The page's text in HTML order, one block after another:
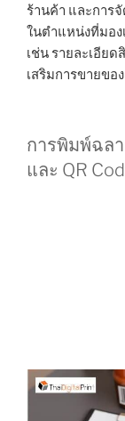
ร้านค้า และการ
ในตำแหน่งที่มอง
เช่น รายละเอีย
เสริมการขายขอ
การพิมพ์ฉล
และ QR